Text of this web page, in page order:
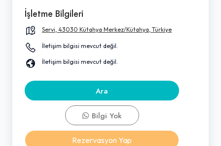
İşletme Bilgileri
Servi, 43030 Kütahya Merkez/Kütahya, Türkiye
İletişim bilgisi mevcut değil.
İletişim bilgisi mevcut değil.
Ara
Bilgi Yok
Rezervasyon Yap